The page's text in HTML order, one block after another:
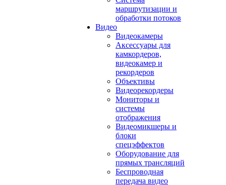
маршрутизации и
обработки потоков
Видео
Видеокамеры
Аксессуары для
камкордеров,
видеокамер и
рекордеров
Объективы
Видеорекордеры
Мониторы и
системы
отображения
Видеомикшеры и
блоки
спецэффектов
Оборудование для
прямых трансляций
Беспроводная
передача видео